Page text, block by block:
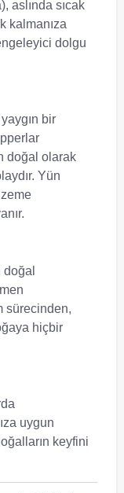
aslında sıcak
kalmanıza
dolgu
bir
doğal olarak
Yün
sürecinden,
hiçbir
uygun
keyfini